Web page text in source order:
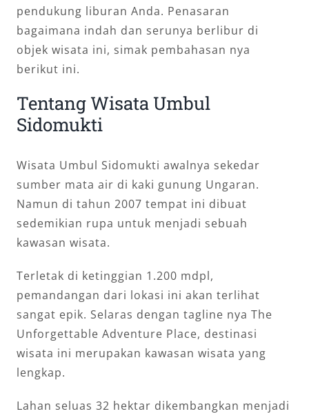
pendukung liburan Anda. Penasaran
bagaimana indah dan serunya berlibur di
objek wisata ini, simak pembahasan nya
berikut ini.
Tentang Wisata Umbul
Sidomukti
Wisata Umbul Sidomukti awalnya sekedar
sumber mata air di kaki gunung Ungaran.
Namun di tahun 2007 tempat ini dibuat
sedemikian rupa untuk menjadi sebuah
kawasan wisata.
Terletak di ketinggian 1.200 mdpl,
pemandangan dari lokasi ini akan terlihat
sangat epik. Selaras dengan tagline nya The
Unforgettable Adventure Place, destinasi
wisata ini merupakan kawasan wisata yang
lengkap.
Lahan seluas 32 hektar dikembangkan menjadi